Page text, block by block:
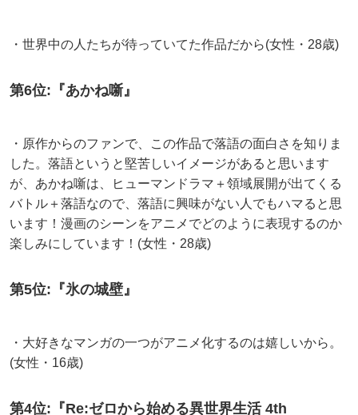
・世界中の人たちが待っていてた作品だから(女性・28歳)
第6位:『あかね噺』
・原作からのファンで、この作品で落語の面白さを知りま
した。落語というと堅苦しいイメージがあると思います
が、あかね噺は、ヒューマンドラマ＋領域展開が出てくる
バトル＋落語なので、落語に興味がない人でもハマると思
います！漫画のシーンをアニメでどのように表現するのか
楽しみにしています！(女性・28歳)
第5位:『氷の城壁』
・大好きなマンガの一つがアニメ化するのは嬉しいから。
(女性・16歳)
第4位:『Re:ゼロから始める異世界生活 4th